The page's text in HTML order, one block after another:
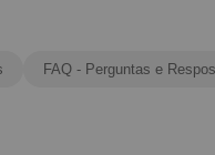
FAQ - Perguntas e